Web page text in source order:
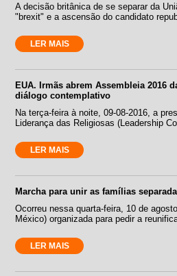
A decisão britânica de se separar da
"brexit" e a ascensão do candidato
LER MAIS
EUA. Irmãs abrem Assembleia 2016
diálogo contemplativo
Na terça-feira à noite, 09-08-2016, a
Liderança das Religiosas (Leadership
LER MAIS
Marcha para unir as famílias
Ocorreu nessa quarta-feira, 10 de
México) organizada para pedir a
LER MAIS